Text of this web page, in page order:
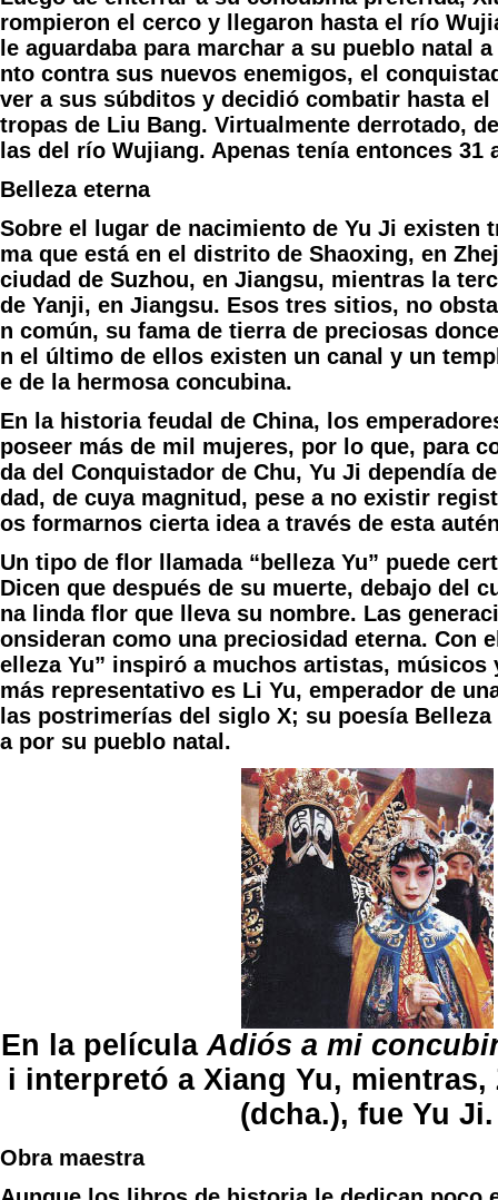
rompieron el cerco y llegaron hasta el río
le aguardaba para marchar a su pueblo natal
nto contra sus nuevos enemigos, el
ver a sus súbditos y decidió combatir hasta
tropas de Liu Bang. Virtualmente derrotado,
las del río Wujiang. Apenas tenía entonces 31
Belleza eterna
Sobre el lugar de nacimiento de Yu Ji existen
ma que está en el distrito de Shaoxing, en
ciudad de Suzhou, en Jiangsu, mientras la
de Yanji, en Jiangsu. Esos tres sitios, no
n común, su fama de tierra de preciosas
n el último de ellos existen un canal y un
e de la hermosa concubina.
En la historia feudal de China, los
poseer más de mil mujeres, por lo que, para
da del Conquistador de Chu, Yu Ji dependía
dad, de cuya magnitud, pese a no existir
os formarnos cierta idea a través de esta
Un tipo de flor llamada “belleza Yu” puede
Dicen que después de su muerte, debajo del
na linda flor que lleva su nombre. Las
onsideran como una preciosidad eterna. Con
elleza Yu” inspiró a muchos artistas, músicos
más representativo es Li Yu, emperador de
las postrimerías del siglo X; su poesía
a por su pueblo natal.
En la películaAdiós a mi
i interpretó a Xiang Yu,
(dcha.), fue Yu Ji.
Obra maestra